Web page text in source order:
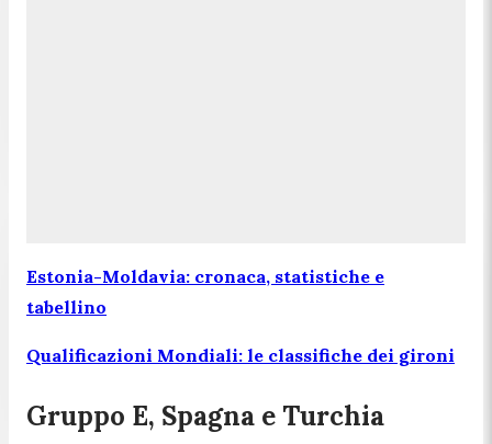
Estonia-Moldavia: cronaca, statistiche e
tabellino
Qualificazioni Mondiali: le classifiche dei gironi
Gruppo E, Spagna e Turchia